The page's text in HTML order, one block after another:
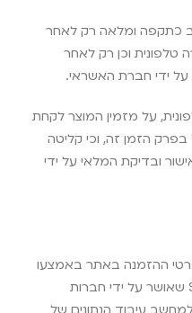
כתקפה ומלאה רק לאחר
טלפונית וכן רק לאחר
על ידי חברת האשראי.
על מזמין המוצר לקחת
בפרק הזמן זה, וכי קליטה
ובדיקת המלאי על ידי
ההזמנה באתר באמצעו
שאושר על ידי חברות